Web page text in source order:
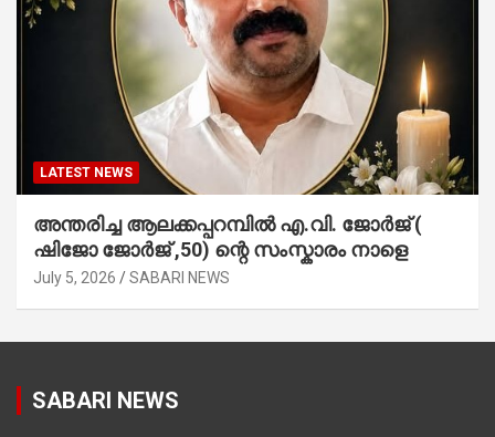
LATEST NEWS
അന്തരിച്ച ആ​ല​ക്ക​പ്പ​റമ്പിൽ​ എ.​വി. ജോ​ർ​ജ് (
ഷിജോ ജോർജ് ,50) ന്റെ സംസ്കാരം നാളെ
July 5, 2026 SABARI NEWS
SABARI NEWS